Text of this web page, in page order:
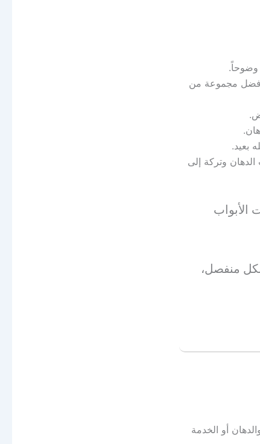
وضوحاً.
أفضل مجموعة من
بعيد.
الدهان وتركة إلى
الأبواب
منفصل،
أو الخدمة